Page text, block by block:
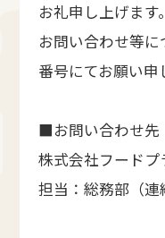
お礼申し上げます。
お問い合わせ等
番号にてお願い申
■お問い合わせ先
株式会社フードプ
担当：総務部（連